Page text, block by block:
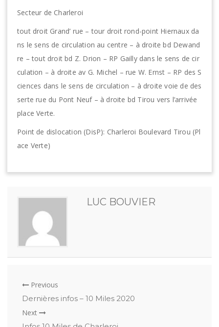
Secteur de Charleroi
tout droit Grand’ rue – tour droit rond-point Hiernaux da
ns le sens de circulation au centre – à droite bd Dewand
re – tout droit bd Z. Drion – RP Gailly dans le sens de cir
culation – à droite av G. Michel – rue W. Ernst – RP des S
ciences dans le sens de circulation – à droite voie de des
serte rue du Pont Neuf – à droite bd Tirou vers l’arrivée
place Verte.
Point de dislocation (DisP): Charleroi Boulevard Tirou (Pl
ace Verte)
LUC BOUVIER
Previous
Dernières infos – 10 Miles 2020
Next